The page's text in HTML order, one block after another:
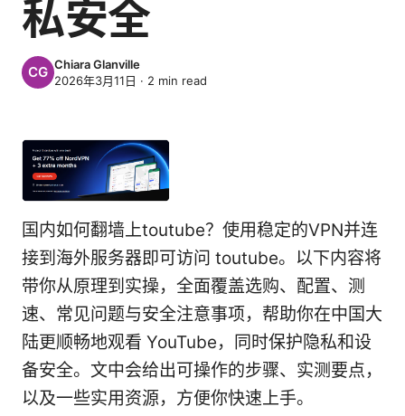
私安全
Chiara Glanville
2026年3月11日 · 2 min read
国内如何翻墙上toutube？使用稳定的VPN并连
接到海外服务器即可访问 toutube。以下内容将
带你从原理到实操，全面覆盖选购、配置、测
速、常见问题与安全注意事项，帮助你在中国大
陆更顺畅地观看 YouTube，同时保护隐私和设
备安全。文中会给出可操作的步骤、实测要点，
以及一些实用资源，方便你快速上手。